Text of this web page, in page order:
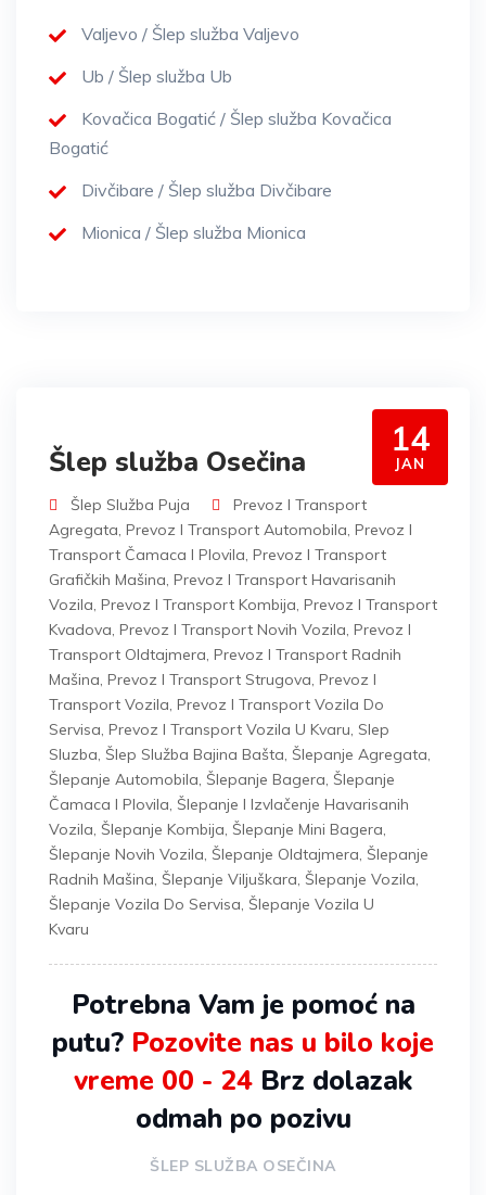
Valjevo / Šlep služba Valjevo
Ub / Šlep služba Ub
Kovačica Bogatić / Šlep služba Kovačica
Bogatić
Divčibare / Šlep služba Divčibare
Mionica / Šlep služba Mionica
14
JAN
Šlep služba Osečina
Šlep Služba Puja
Prevoz I Transport
Agregata, Prevoz I Transport Automobila, Prevoz I
Transport Čamaca I Plovila, Prevoz I Transport
Grafičkih Mašina, Prevoz I Transport Havarisanih
Vozila, Prevoz I Transport Kombija, Prevoz I Transport
Kvadova, Prevoz I Transport Novih Vozila, Prevoz I
Transport Oldtajmera, Prevoz I Transport Radnih
Mašina, Prevoz I Transport Strugova, Prevoz I
Transport Vozila, Prevoz I Transport Vozila Do
Servisa, Prevoz I Transport Vozila U Kvaru, Slep
Sluzba, Šlep Služba Bajina Bašta, Šlepanje Agregata,
Šlepanje Automobila, Šlepanje Bagera, Šlepanje
Čamaca I Plovila, Šlepanje I Izvlačenje Havarisanih
Vozila, Šlepanje Kombija, Šlepanje Mini Bagera,
Šlepanje Novih Vozila, Šlepanje Oldtajmera, Šlepanje
Radnih Mašina, Šlepanje Viljuškara, Šlepanje Vozila,
Šlepanje Vozila Do Servisa, Šlepanje Vozila U
Kvaru
Potrebna Vam je pomoć na
putu? Pozovite nas u bilo koje
vreme 00 - 24Brz dolazak
odmah po pozivu
ŠLEP SLUŽBA OSEČINA